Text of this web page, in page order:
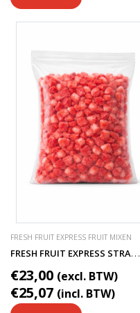
FRESH FRUIT EXPRESS FRUIT MIXEN
F
RESH FRUIT EXPRESS STRAWBERRY SMOOTHIE FRUITMIX
€23,00 (excl. BTW)
€25,07 (incl. BTW)